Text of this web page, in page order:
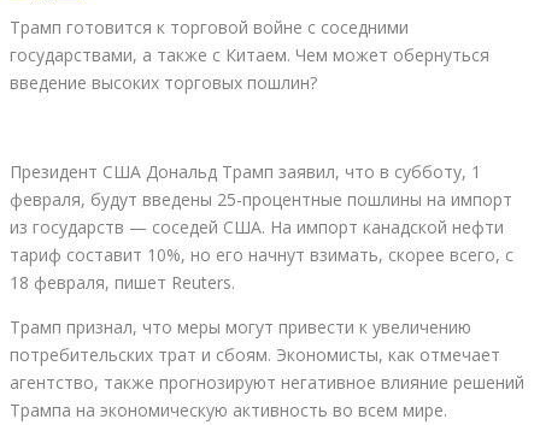
Трамп готовится к торговой войне с соседними
государствами, а также с Китаем. Чем может обернуться
введение высоких торговых пошлин?
Президент США Дональд Трамп заявил, что в субботу, 1
февраля, будут введены 25-процентные пошлины на импорт
из государств — соседей США. На импорт канадской нефти
тариф составит 10%, но его начнут взимать, скорее всего, с
18 февраля, пишет Reuters.
Трамп признал, что меры могут привести к увеличению
потребительских трат и сбоям. Экономисты, как отмечает
агентство, также прогнозируют негативное влияние решений
Трампа на экономическую активность во всем мире.